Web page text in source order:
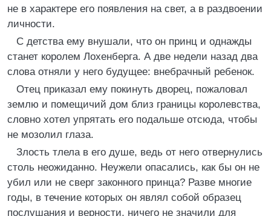
не в характере его появления на свет, а в раздвоении
личности.
С детства ему внушали, что он принц и однажды
станет королем Лохенберга. А две недели назад два
слова отняли у него будущее: внебрачный ребенок.
Отец приказал ему покинуть дворец, пожаловал
землю и помещичий дом близ границы королевства,
словно хотел упрятать его подальше отсюда, чтобы
не мозолил глаза.
Злость тлела в его душе, ведь от него отвернулись
столь неожиданно. Неужели опасались, как бы он не
убил или не сверг законного принца? Разве многие
годы, в течение которых он являл собой образец
послушания и верности, ничего не значили для